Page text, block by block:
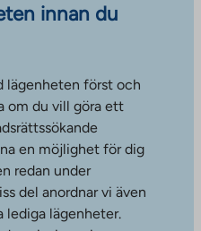
innan du
lägenheten först och
om du vill göra ett
en möjlighet för dig
redan under
del anordnar vi även
lediga lägenheter.